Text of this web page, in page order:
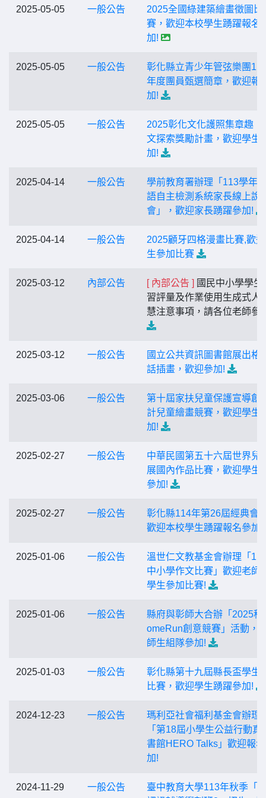
2025-05-05 一般公告
2025全國綠建築繪畫徵圖比
賽，歡迎本校學生踴躍報名
加!
2025-05-05 一般公告
彰化縣立青少年管弦樂團
年度團員甄選簡章，歡迎報
加!
2025-05-05 一般公告
2025彰化文化護照集章趣：
文探索獎勵計畫，歡迎學生
加!
2025-04-14 一般公告
學前教育署辦理「113學年
語自主檢測系統家長線上說
會」，歡迎家長踴躍參加!
2025-04-14 一般公告
2025顧牙四格漫畫比賽,歡
生參加比賽
2025-03-12 內部公告 [ 內部公告 ] 國民中小學學生
習評量及作業使用生成式人
慧注意事項，請各位老師參
2025-03-12 一般公告
國立公共資訊圖書館展出格
話插畫，歡迎參加!
2025-03-06 一般公告
第十屆家扶兒童保護宣導創
計兒童繪畫競賽，歡迎學生
加!
2025-02-27 一般公告
中華民國第五十六屆世界兒
展國內作品比賽，歡迎學生
參加!
2025-02-27 一般公告
彰化縣114年第26屆經典會
歡迎本校學生踴躍報名參加!
2025-01-06 一般公告
溫世仁文教基金會辦理「
中小學作文比賽」歡迎老師
學生參加比賽!
2025-01-06 一般公告
縣府與彰師大合辦「2025科
omeRun創意競賽」活動，
師生組隊參加!
2025-01-03 一般公告
彰化縣第十九屆縣長盃學生
比賽，歡迎學生踴躍參加!
2024-12-23 一般公告
瑪利亞社會福利基金會辦理
「第18屆小學生公益行動真
書館HERO Talks」歡迎報
加!
2024-11-29 一般公告
臺中教育大學113年秋季「